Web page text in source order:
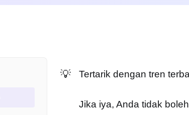
💡 Tertarik dengan tren
Jika iya, Anda tidak